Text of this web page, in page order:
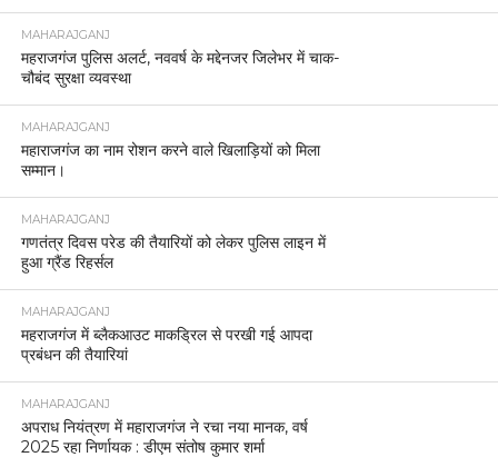
MAHARAJGANJ
महराजगंज पुलिस अलर्ट, नववर्ष के मद्देनजर जिलेभर में चाक-
चौबंद सुरक्षा व्यवस्था
MAHARAJGANJ
महाराजगंज का नाम रोशन करने वाले खिलाड़ियों को मिला
सम्मान।
MAHARAJGANJ
गणतंत्र दिवस परेड की तैयारियों को लेकर पुलिस लाइन में
हुआ ग्रैंड रिहर्सल
MAHARAJGANJ
महराजगंज में ब्लैकआउट माकड्रिल से परखी गई आपदा
प्रबंधन की तैयारियां
MAHARAJGANJ
अपराध नियंत्रण में महाराजगंज ने रचा नया मानक, वर्ष
2025 रहा निर्णायक : डीएम संतोष कुमार शर्मा